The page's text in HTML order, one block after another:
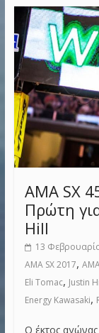
AMA SX
Πρώτη
Hill
13
AMA SX 2017,
Eli Tomac, Justin
Energy Kawasaki,
Ο έκτος